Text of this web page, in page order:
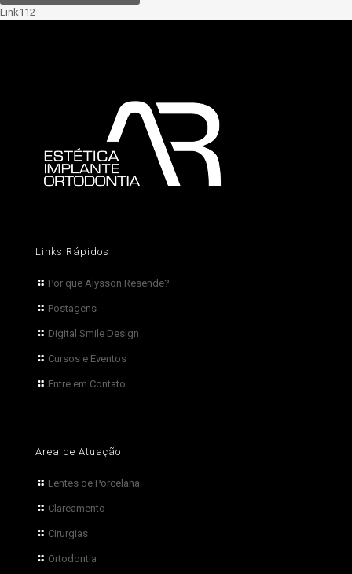
Links Rápidos
Por que Alysson Resende?
Postagens
Digital Smile Design
Cursos e Eventos
Entre em Contato
Área de Atuação
Lentes de Porcelana
Clareamento
Cirurgias
Ortodontia
Link112